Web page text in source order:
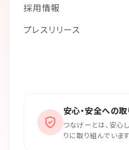
採用情報
プレスリリース
安心・安全への
つなげーとは、安心
りに取り組んでいます